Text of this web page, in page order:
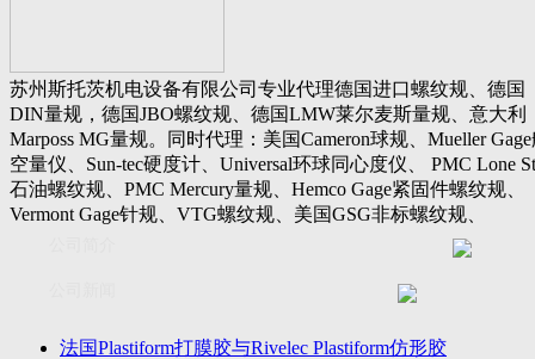
公司新闻
行业动态
设备展厅
资料下载
视频下载
资料下载
软件下载
苏州斯托茨机电设备有限公司专业代理德国进口螺纹规、德国
DIN量规，德国JBO螺纹规、德国LMW莱尔麦斯量规、意大利
Marposs MG量规。同时代理：美国Cameron球规、Mueller
空量仪、Sun-tec硬度计、Universal环球同心度仪、 PMC Lone
石油螺纹规、PMC Mercury量规、Hemco Gage紧固件螺纹规、
Vermont Gage针规、VTG螺纹规、美国GSG非标螺纹规、
Threadcheck航空螺纹规、 Westport医疗螺纹规、英国
惠氏螺纹规、Tru-thread石油螺纹规、美国Gagemaker单项仪，
士TESA测高仪、德国Mahr马尔粗糙度仪、数显深度尺、东精
影像仪、英国Zodiac gauge、英国Original Gauge螺纹规等。
法国Plastiform打膜胶与Rivelec Plastiform仿形胶